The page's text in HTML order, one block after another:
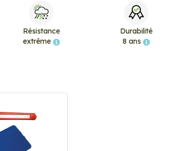
Résistance
extrême
Durabilité
8 ans